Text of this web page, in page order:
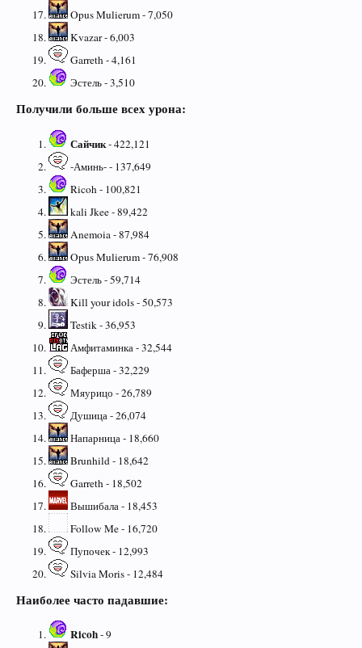
Opus Mulierum - 7,050
Kvazar - 6,003
Garreth - 4,161
Эстель - 3,510
Получили больше всех урона:
Сайчик- 422,121
-Аминь- - 137,649
Ricoh - 100,821
kali Jkee - 89,422
Anemoia - 87,984
Opus Mulierum - 76,908
Эстель - 59,714
Kill your idols - 50,573
Testik - 36,953
Амфитаминка - 32,544
Баферша - 32,229
Мяурицо - 26,789
Душица - 26,074
Напарница - 18,660
Brunhild - 18,642
Garreth - 18,502
Вышибала - 18,453
Follow Me - 16,720
Пупочек - 12,993
Silvia Moris - 12,484
Наиболее часто падавшие:
Ricoh- 9